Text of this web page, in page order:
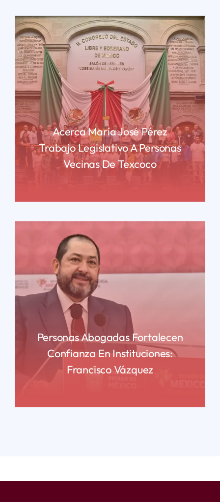
Acerca María José Pérez
Trabajo Legislativo A Personas
Vecinas De Texcoco
Personas Abogadas Fortalecen
Confianza En Instituciones:
Francisco Vázquez